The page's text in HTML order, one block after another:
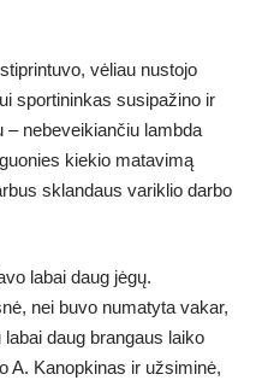
vėliau nustojo
sportininkas susipažino ir
– nebeveikiančiu lambda
kiekio matavimą
sklandaus variklio darbo
labai daug jėgų.
nei buvo numatyta vakar,
daug brangaus laiko
A. Kanopkinas ir užsiminė,